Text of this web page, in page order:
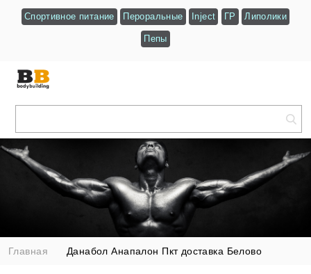
Спортивное питание Пероральные Inject ГР Липолики
Пепы
Главная Данабол Анапалон Пкт доставка Белово